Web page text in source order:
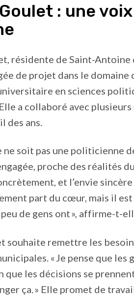
: une
résidente de Saint-Antoine
de projet dans le domaine
en sciences
a collaboré avec
des ans.
ne soit pas une politicienne
proche des réalités
et l’envie
part du cœur, mais il
de gens ont », affirme-t-
souhaite remettre les
« Je pense que
que les décisions se
ça. » Elle promet de